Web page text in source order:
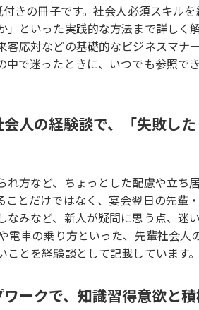
きの冊子です。社会人必須スキル
といった実践的な方法まで詳しく
客応対などの基礎的なビジネスマナ
で迷ったときに、いつでも参照で
人の経験談で、「失敗し
方など、ちょっとした配慮や立ち
ことだけではなく、宴会翌日の先輩
みなど、新人が疑問に思う点、迷
電車の乗り方といった、先輩社会人
とを経験談として記載しています。
ークで、知識習得意欲と